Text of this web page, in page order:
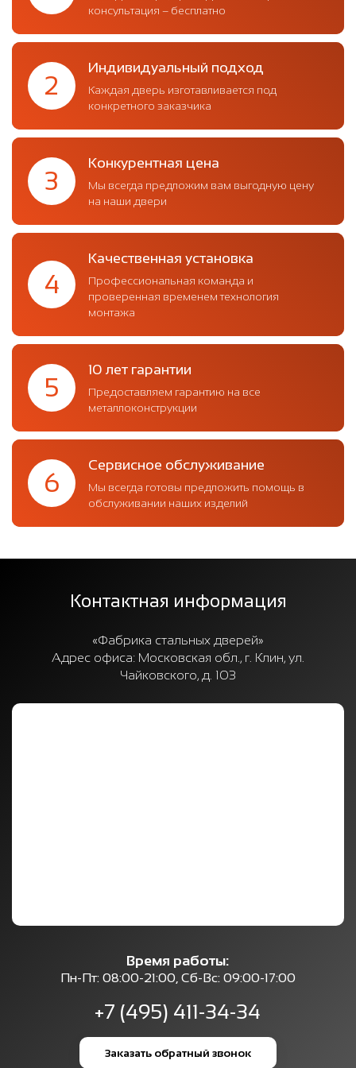
консультация – бесплатно
2
Индивидуальный подход
Каждая дверь изготавливается под
конкретного заказчика
3
Конкурентная цена
Мы всегда предложим вам выгодную цену
на наши двери
4
Качественная установка
Профессиональная команда и
проверенная временем технология
монтажа
5
10 лет гарантии
Предоставляем гарантию на все
металлоконструкции
6
Сервисное обслуживание
Мы всегда готовы предложить помощь в
обслуживании наших изделий
Контактная информация
«Фабрика стальных дверей»
Адрес офиса: Московская обл., г. Клин, ул.
Чайковского, д. 103
Время работы:
Пн-Пт: 08:00-21:00, Сб-Вс: 09:00-17:00
+7 (495) 411-34-34
Заказать обратный звонок